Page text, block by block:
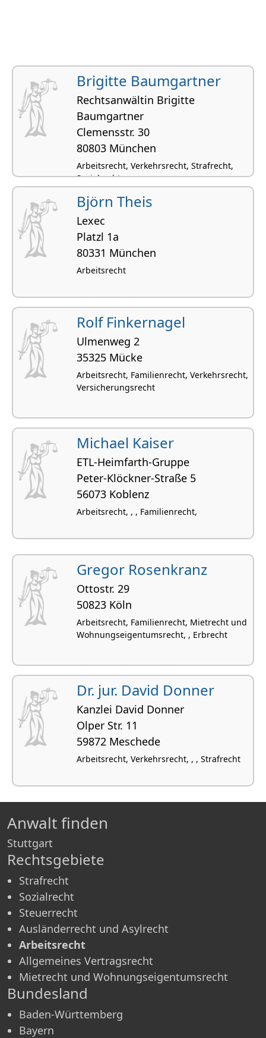
Brigitte Baumgartner
Rechtsanwältin Brigitte
Baumgartner
Clemensstr. 30
80803 München
Arbeitsrecht, Verkehrsrecht, Strafrecht,
Sozialrecht
Björn Theis
Lexec
Platzl 1a
80331 München
Arbeitsrecht
Rolf Finkernagel
Ulmenweg 2
35325 Mücke
Arbeitsrecht, Familienrecht, Verkehrsrecht,
Versicherungsrecht
Michael Kaiser
ETL-Heimfarth-Gruppe
Peter-Klöckner-Straße 5
56073 Koblenz
Arbeitsrecht, , , Familienrecht,
Gregor Rosenkranz
Ottostr. 29
50823 Köln
Arbeitsrecht, Familienrecht, Mietrecht und
Wohnungseigentumsrecht, , Erbrecht
Dr. jur. David Donner
Kanzlei David Donner
Olper Str. 11
59872 Meschede
Arbeitsrecht, Verkehrsrecht, , , Strafrecht
Anwalt finden
Stuttgart
Rechtsgebiete
Strafrecht
Sozialrecht
Steuerrecht
Ausländerrecht und Asylrecht
Arbeitsrecht
Allgemeines Vertragsrecht
Mietrecht und Wohnungseigentumsrecht
Bundesland
Baden-Württemberg
Bayern